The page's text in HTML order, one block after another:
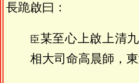
長跪啟曰：
臣某至心上啟上清
相大司命高晨師，